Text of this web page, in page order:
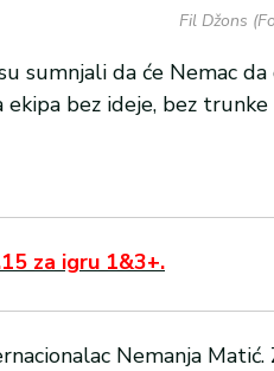
Fil Džons
sumnjali da će Nemac da
bez ideje, bez trunke
za igru 1&3+.
Nemanja Matić.